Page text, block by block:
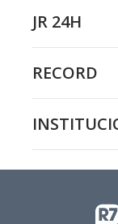
JR 24H
RECORD